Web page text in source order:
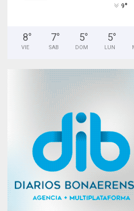
9°
8°
VIE
7°
SAB
5°
DOM
5°
LUN